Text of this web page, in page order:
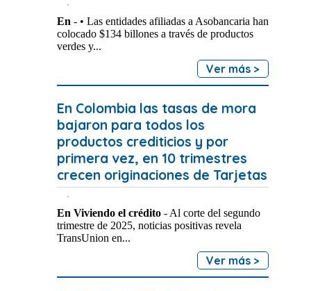
En - • Las entidades afiliadas a Asobancaria han
colocado $134 billones a través de productos
verdes y...
Ver más >
En Colombia las tasas de mora
bajaron para todos los
productos crediticios y por
primera vez, en 10 trimestres
crecen originaciones de Tarjetas
En Viviendo el crédito - Al corte del segundo
trimestre de 2025, noticias positivas revela
TransUnion en...
Ver más >